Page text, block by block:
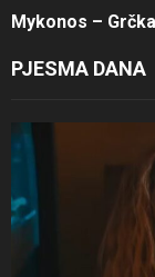
Mykonos – Grčka
PJESMA DANA